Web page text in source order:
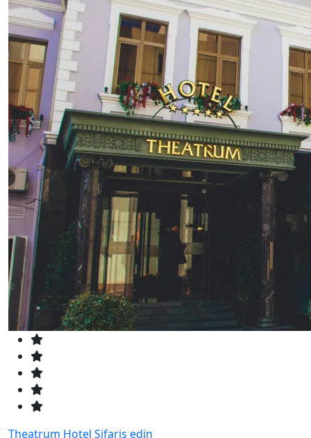
Theatrum Hotel Sifariş edin